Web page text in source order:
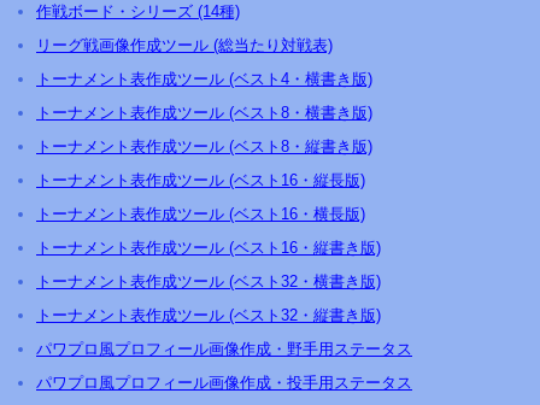
作戦ボード・シリーズ (14種)
リーグ戦画像作成ツール (総当たり対戦表)
トーナメント表作成ツール (ベスト4・横書き版)
トーナメント表作成ツール (ベスト8・横書き版)
トーナメント表作成ツール (ベスト8・縦書き版)
トーナメント表作成ツール (ベスト16・縦長版)
トーナメント表作成ツール (ベスト16・横長版)
トーナメント表作成ツール (ベスト16・縦書き版)
トーナメント表作成ツール (ベスト32・横書き版)
トーナメント表作成ツール (ベスト32・縦書き版)
パワプロ風プロフィール画像作成・野手用ステータス
パワプロ風プロフィール画像作成・投手用ステータス